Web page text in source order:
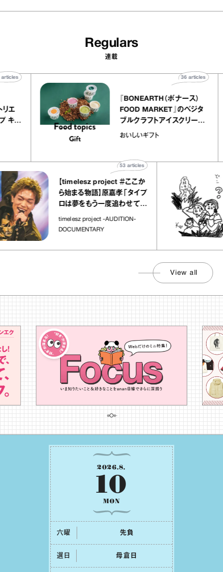
Regulars
連載
アトリエ
レープ キャ
40articles
『BONEARTH（ボナース）
FOOD MARKET』のベジタ
ブルクラフトアイスクリーム
｜真野知子の「おいしいギ
おいしいギフト
36articles
【timelesz project ＃ここか
ら始まる物語】原嘉孝「タイプ
ロは夢をもう一度追わせてく
timelesz project -AUDITION-
DOCUMENTARY
articles
View all
2026.8.
10
MON
六曜 先負
選日 ⺟倉⽇